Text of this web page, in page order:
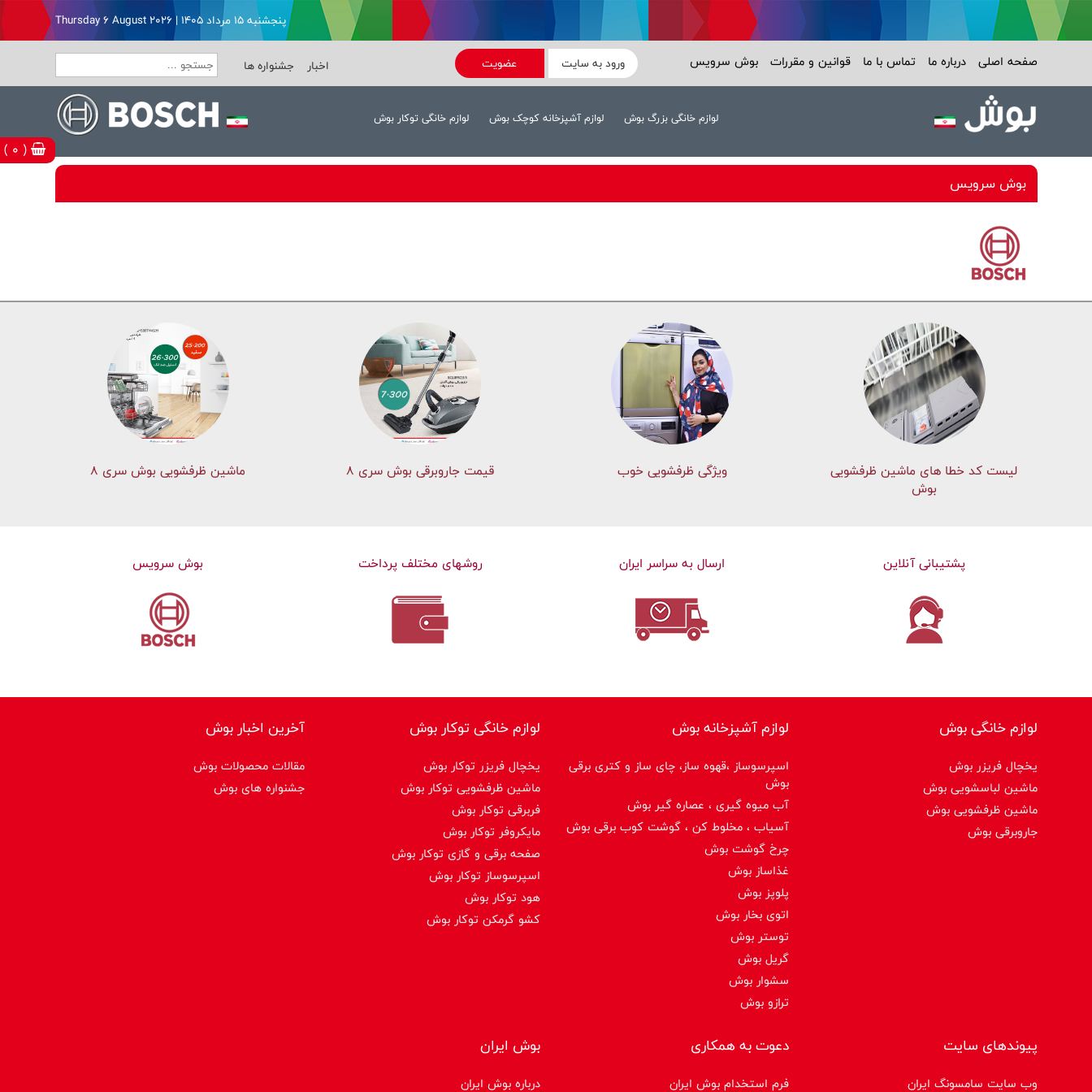
( 0 )
پنجشنبه ۱۵ مرداد ۱۴۰۵ | Thursday 6 August 2026
صفحه اصلی درباره ما تماس با ما قوانین و مقررات بوش سرویس ورود به سایت عضویت اخبار جشنواره ها
لوازم خانگی بزرگ بوش لوازم آشپزخانه کوچک بوش لوازم خانگی توکار بوش
بوش سرویس
لیست کد خطا های ماشين ظرفشویی
بوش
ویژگی ظرفشویی خوب قیمت جاروبرقی بوش سری ۸ ماشین ظرفشویی بوش سری 8
پشتیبانی آنلاین ارسال به سراسر ایران روشهای مختلف پرداخت بوش سرویس
لوازم خانگی بوش
یخچال فریزر بوش
ماشین لباسشویی بوش
ماشین ظرفشویی بوش
جاروبرقی بوش
لوازم آشپزخانه بوش
اسپرسوساز ،قهوه ساز، چای ساز و کتری برقی
بوش
آب میوه گیری ، عصاره گیر بوش
آسیاب ، مخلوط کن ، گوشت کوب برقی بوش
چرخ گوشت بوش
غذاساز بوش
پلوپز بوش
اتوی بخار بوش
توستر بوش
گریل بوش
سشوار بوش
ترازو بوش
لوازم خانگی توکار بوش
یخچال فریزر توکار بوش
ماشین ظرفشویی توکار بوش
فربرقی توکار بوش
مایکروفر توکار بوش
صفحه برقی و گازی توکار بوش
اسپرسوساز توكار بوش
هود توکار بوش
کشو گرمکن توکار بوش
آخرین اخبار بوش
مقالات محصولات بوش
جشنواره های بوش
پیوندهای سایت
وب سایت سامسونگ ایران
دعوت به همکاری
فرم استخدام بوش ایران
بوش ایران
درباره بوش ایران